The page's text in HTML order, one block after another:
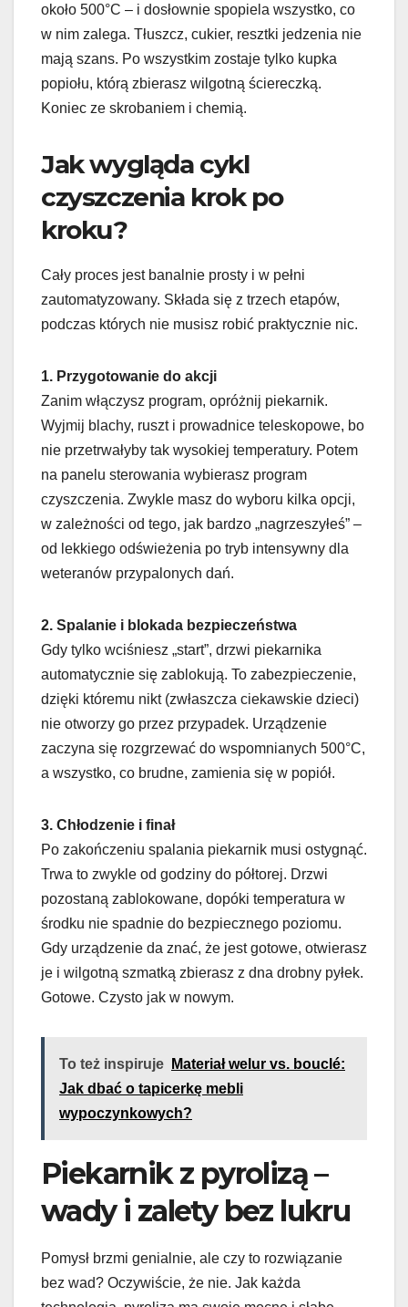
około 500°C – i dosłownie spopiela wszystko, co
w nim zalega. Tłuszcz, cukier, resztki jedzenia nie
mają szans. Po wszystkim zostaje tylko kupka
popiołu, którą zbierasz wilgotną ściereczką.
Koniec ze skrobaniem i chemią.
Jak wygląda cykl
czyszczenia krok po
kroku?
Cały proces jest banalnie prosty i w pełni
zautomatyzowany. Składa się z trzech etapów,
podczas których nie musisz robić praktycznie nic.
1. Przygotowanie do akcji
Zanim włączysz program, opróżnij piekarnik.
Wyjmij blachy, ruszt i prowadnice teleskopowe, bo
nie przetrwałyby tak wysokiej temperatury. Potem
na panelu sterowania wybierasz program
czyszczenia. Zwykle masz do wyboru kilka opcji,
w zależności od tego, jak bardzo „nagrzeszyłeś” –
od lekkiego odświeżenia po tryb intensywny dla
weteranów przypalonych dań.
2. Spalanie i blokada bezpieczeństwa
Gdy tylko wciśniesz „start”, drzwi piekarnika
automatycznie się zablokują. To zabezpieczenie,
dzięki któremu nikt (zwłaszcza ciekawskie dzieci)
nie otworzy go przez przypadek. Urządzenie
zaczyna się rozgrzewać do wspomnianych 500°C,
a wszystko, co brudne, zamienia się w popiół.
3. Chłodzenie i finał
Po zakończeniu spalania piekarnik musi ostygnąć.
Trwa to zwykle od godziny do półtorej. Drzwi
pozostaną zablokowane, dopóki temperatura w
środku nie spadnie do bezpiecznego poziomu.
Gdy urządzenie da znać, że jest gotowe, otwierasz
je i wilgotną szmatką zbierasz z dna drobny pyłek.
Gotowe. Czysto jak w nowym.
To też inspiruje
Materiał welur vs. bouclé:
Jak dbać o tapicerkę mebli
wypoczynkowych?
Piekarnik z pyrolizą –
wady i zalety bez lukru
Pomysł brzmi genialnie, ale czy to rozwiązanie
bez wad? Oczywiście, że nie. Jak każda